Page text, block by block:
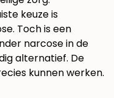
keuze is
Toch is een
narcose in de
alternatief. De
kunnen werken.